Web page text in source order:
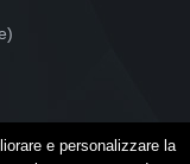
e personalizzare la